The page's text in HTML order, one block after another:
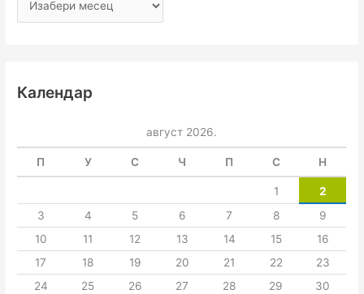
Календар
август 2026.
П У С Ч П С Н
1
2
3
4 5 6 7 8
9
10
11 12 13 14 15
16
17
18 19 20 21 22
23
24
25 26 27 28 29
30